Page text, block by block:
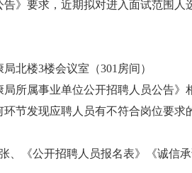
》要求，近期拟对进入面试范围人
北楼3楼会议室（301房间）
所属事业单位公开招聘人员公告》
节发现应聘人员有不符合岗位要求
、《公开招聘人员报名表》《诚信承